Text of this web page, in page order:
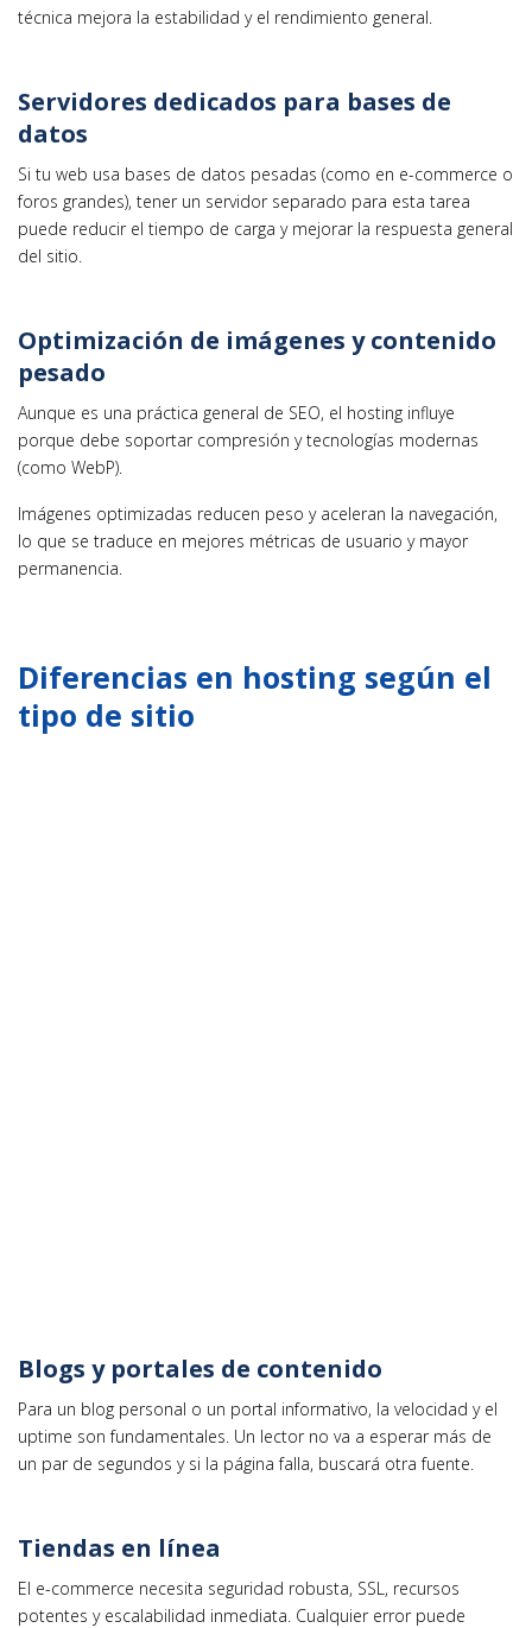
técnica mejora la estabilidad y el rendimiento general.
Servidores dedicados para bases de
datos
Si tu web usa bases de datos pesadas (como en e-commerce o
foros grandes), tener un servidor separado para esta tarea
puede reducir el tiempo de carga y mejorar la respuesta general
del sitio.
Optimización de imágenes y contenido
pesado
Aunque es una práctica general de SEO, el hosting influye
porque debe soportar compresión y tecnologías modernas
(como WebP).
Imágenes optimizadas reducen peso y aceleran la navegación,
lo que se traduce en mejores métricas de usuario y mayor
permanencia.
Diferencias en hosting según el
tipo de sitio
Blogs y portales de contenido
Para un blog personal o un portal informativo, la velocidad y el
uptime son fundamentales. Un lector no va a esperar más de
un par de segundos y si la página falla, buscará otra fuente.
Tiendas en línea
El e-commerce necesita seguridad robusta, SSL, recursos
potentes y escalabilidad inmediata. Cualquier error puede